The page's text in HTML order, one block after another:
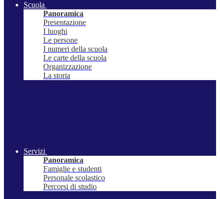
Scuola
Panoramica
Presentazione
I luoghi
Le persone
I numeri della scuola
Le carte della scuola
Organizzazione
La storia
Servizi
Panoramica
Famiglie e studenti
Personale scolastico
Percorsi di studio